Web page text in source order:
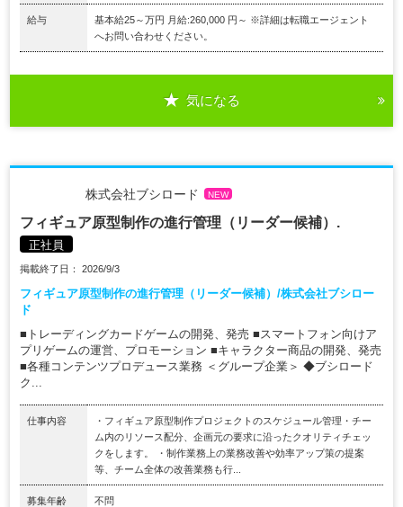
給与
基本給25～万円 月給:260,000 円～ ※詳細は転職エージェント
へお問い合わせください。
気になる
株式会社ブシロード NEW
フィギュア原型制作の進行管理（リーダー候補）.
正社員
掲載終了日： 2026/9/3
フィギュア原型制作の進行管理（リーダー候補）/株式会社ブシロー
ド
■トレーディングカードゲームの開発、発売 ■スマートフォン向けア
プリゲームの運営、プロモーション ■キャラクター商品の開発、発売
■各種コンテンツプロデュース業務 ＜グループ企業＞ ◆ブシロード
ク...
仕事内容
・フィギュア原型制作プロジェクトのスケジュール管理・チー
ム内のリソース配分、企画元の要求に沿ったクオリティチェッ
クをします。 ・制作業務上の業務改善や効率アップ策の提案
等、チーム全体の改善業務も行...
募集年齢 不問